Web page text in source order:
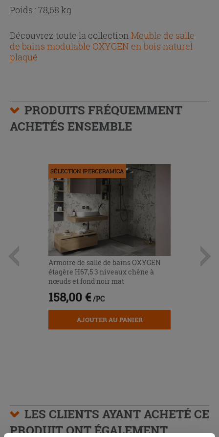
Poids : 78,68 kg
Découvrez toute la collection Meuble de salle
de bains modulable OXYGEN en bois naturel
plaqué
PRODUITS FRÉQUEMMENT
ACHETÉS ENSEMBLE
SÉLECTION IPERCERAMICA
Armoire de salle de bains OXYGEN
étagère H67,5 3 niveaux chêne à
nœuds et fond noir mat
158,00 € /PC
AJOUTER AU PANIER
LES CLIENTS AYANT ACHETÉ CE
PRODUIT ONT ÉGALEMENT